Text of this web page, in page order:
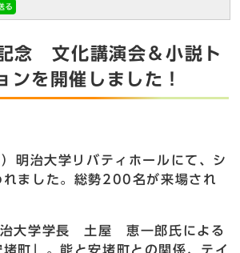
念 文化講演会＆小説ト
ンを開催しました！
治大学リバティホールにて、シ
れました。総勢200名が来場され
大学学長 土屋 恵一郎氏による
町」。能と安堵町との関係、テイ